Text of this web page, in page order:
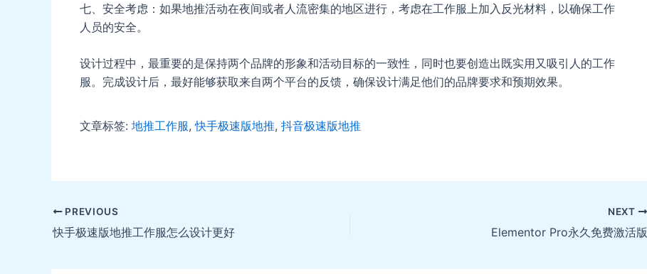
七、安全考虑：如果地推活动在夜间或者人流密集的地区进行，考虑在工作服上加入反光材料，以确保工作
人员的安全。
设计过程中，最重要的是保持两个品牌的形象和活动目标的一致性，同时也要创造出既实用又吸引人的工作
服。完成设计后，最好能够获取来自两个平台的反馈，确保设计满足他们的品牌要求和预期效果。
文章标签: 地推工作服,快手极速版地推, 抖音极速版地推
Post
navigation
PREVIOUS
快手极速版地推工作服怎么设计更好
NEXT
Elementor Pro永久免费激活版